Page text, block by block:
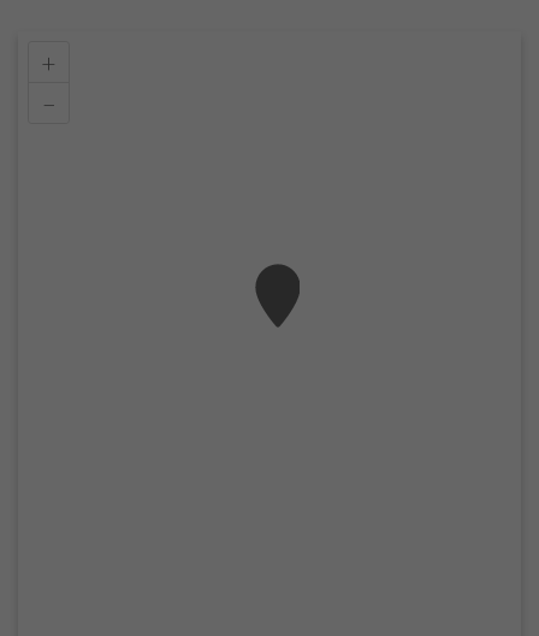
+
–